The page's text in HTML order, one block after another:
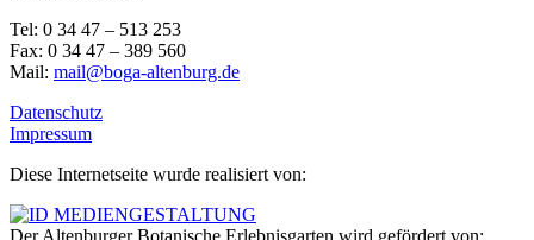
Tel: 0 34 47 – 513 253
Fax: 0 34 47 – 389 560
Mail: mail@boga-altenburg.de
Datenschutz
Impressum
Diese Internetseite wurde realisiert von:
Der Altenburger Botanische Erlebnisgarten wird gefördert von: